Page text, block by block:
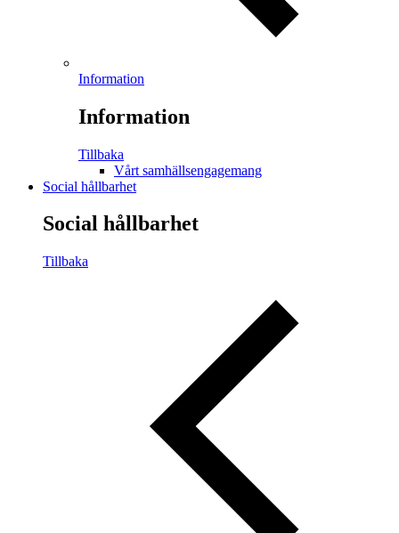
Information
Information
Tillbaka
Vårt samhällsengagemang
Social hållbarhet
Social hållbarhet
Tillbaka